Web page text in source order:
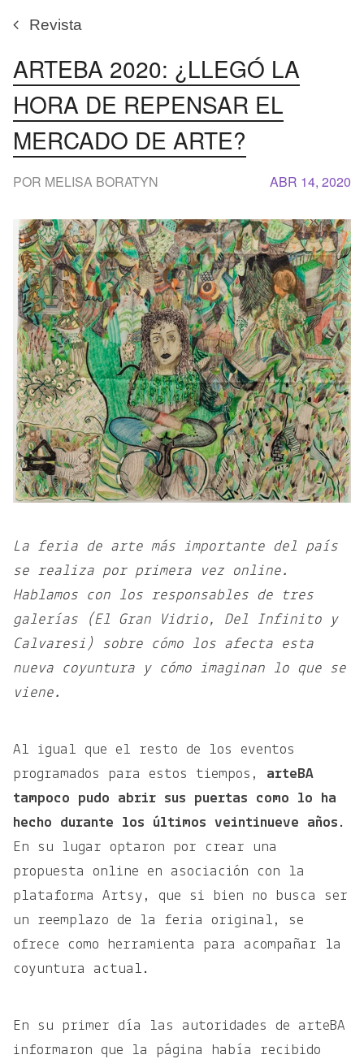
Revista
ARTEBA 2020: ¿LLEGÓ LA
HORA DE REPENSAR EL
MERCADO DE ARTE?
ABR 14, 2020
POR MELISA BORATYN
La feria de arte más importante del país
se realiza por primera vez online.
Hablamos con los responsables de tres
galerías (El Gran Vidrio, Del Infinito y
Calvaresi) sobre cómo los afecta esta
nueva coyuntura y cómo imaginan lo que se
viene.
Al igual que el resto de los eventos
programados para estos tiempos, arteBA
tampoco pudo abrir sus puertas como lo ha
hecho durante los últimos veintinueve años .
En su lugar optaron por crear una
propuesta online en asociación con la
plataforma Artsy, que si bien no busca ser
un reemplazo de la feria original, se
ofrece como herramienta para acompañar la
coyuntura actual.
En su primer día las autoridades de arteBA
informaron que la página había recibido